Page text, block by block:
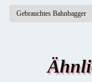
Gebrauchtes Bahnbagger